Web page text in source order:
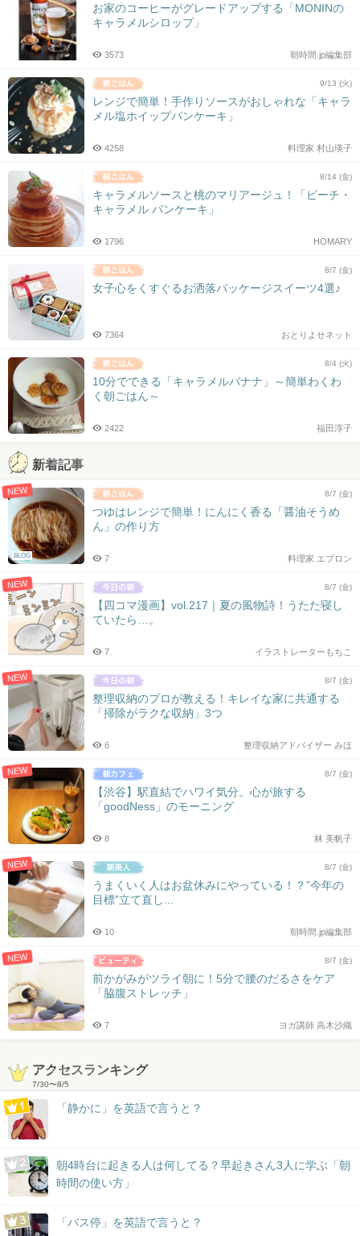
お家のコーヒーがグレードアップする「MONINの
キャラメルシロップ」
朝時間.jp編集部
3573
9/13 (火)
レンジで簡単！手作りソースがおしゃれな「キャラ
メル塩ホイップパンケーキ」
料理家 村山瑛子
4258
8/14 (金)
キャラメルソースと桃のマリアージュ！「ピーチ・
キャラメル パンケーキ」
HOMARY
1796
8/7 (金)
女子心をくすぐるお洒落パッケージスイーツ4選♪
おとりよせネット
7364
8/4 (火)
10分でできる「キャラメルバナナ」～簡単わくわ
く朝ごはん～
福田淳子
2422
新着記事
NEW
BLOG
8/7 (金)
つゆはレンジで簡単！にんにく香る「醤油そうめ
ん」の作り方
料理家 エプロン
7
NEW 8/7 (金)
【四コマ漫画】vol.217｜夏の風物詩！うたた寝し
ていたら…。
イラストレーターもちこ
7
NEW 8/7 (金)
整理収納のプロが教える！キレイな家に共通する
「掃除がラクな収納」3つ
整理収納アドバイザー みほ
6
NEW 8/7 (金)
【渋谷】駅直結でハワイ気分。心が旅する
「goodNess」のモーニング
林 美帆子
8
NEW 8/7 (金)
うまくいく人はお盆休みにやっている！？”今年の
目標”立て直し...
朝時間.jp編集部
10
NEW 8/7 (金)
前かがみがツライ朝に！5分で腰のだるさをケア
「脇腹ストレッチ」
ヨガ講師 高木沙織
7
アクセスランキング
7/30〜8/5
「静かに」を英語で言うと？
朝4時台に起きる人は何してる？早起きさん3人に学ぶ「朝
時間の使い方」
「バス停」を英語で言うと？